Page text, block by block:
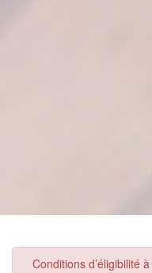
Conditions d’éligibilité